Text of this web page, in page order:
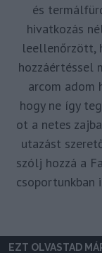
és
hivatkozás
leellenőrzött,
hozzáértéssel
arcom adom
hogy ne így
ot a netes
utazást
szólj hozzá a
csoportunkban
EZT OLVASTAD